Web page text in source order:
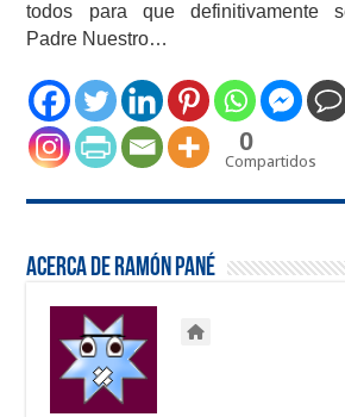
todos para que definitivamente
Padre Nuestro…
0
Compartidos
Acerca de Ramón Pané